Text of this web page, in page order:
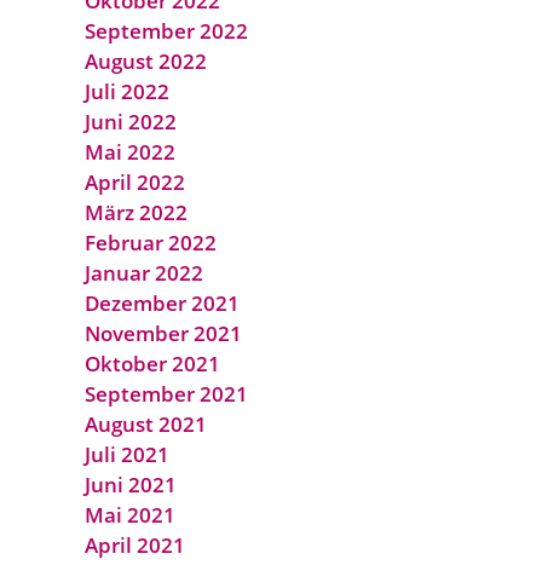
September 2022
August 2022
Juli 2022
Juni 2022
Mai 2022
April 2022
März 2022
Februar 2022
Januar 2022
Dezember 2021
November 2021
Oktober 2021
September 2021
August 2021
Juli 2021
Juni 2021
Mai 2021
April 2021